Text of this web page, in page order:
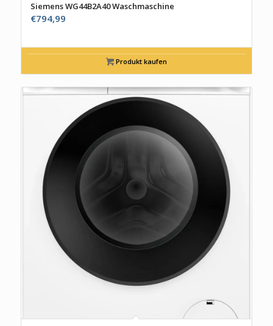
Siemens WG44B2A40 Waschmaschine
€794,99
Produkt kaufen